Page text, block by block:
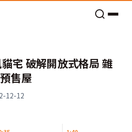
宅 破解開放式格局 雜
售屋
12-12